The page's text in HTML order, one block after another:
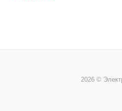
2026 ©